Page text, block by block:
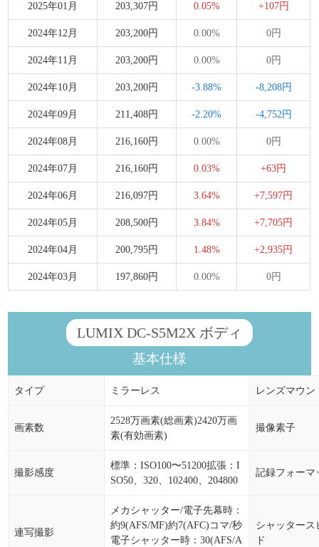
2025年01月 203,307円 0.05% +107円
2024年12月 203,200円 0.00% 0円
2024年11月 203,200円 0.00% 0円
2024年10月 203,200円 -3.88% -8,208円
2024年09月 211,408円 -2.20% -4,752円
2024年08月 216,160円 0.00% 0円
2024年07月 216,160円 0.03% +63円
2024年06月 216,097円 3.64% +7,597円
2024年05月 208,500円 3.84% +7,705円
2024年04月 200,795円 1.48% +2,935円
2024年03月 197,860円 0.00% 0円
LUMIX DC-S5M2X ボディ
基本仕様
タイプ ミラーレス レンズマウン
画素数
2528万画素(総画素)2420万画
素(有効画素)
撮像素子
撮影感度
標準：ISO100〜51200拡張：I
SO50、320、102400、204800
記録フォーマ
連写撮影
メカシャッター/電子先幕時：
約9(AFS/MF)約7(AFC)コマ/秒
電子シャッター時：30(AFS/A
シャッタース
ド